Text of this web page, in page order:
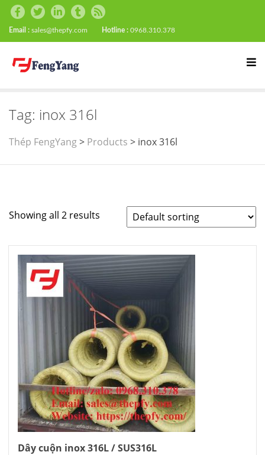
Email : sales@thepfy.com Hotline : 0968.310.378
Tag: inox 316l
Thép FengYang> Products > inox 316l
Showing all 2 results
Dây cuộn inox 316L / SUS316L